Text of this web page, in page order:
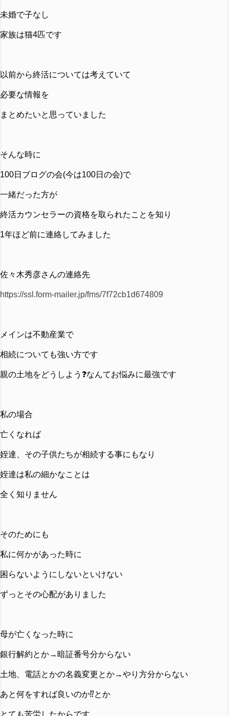
未婚で子なし
家族は猫4匹です
以前から終活については考えていて
必要な情報を
まとめたいと思っていました
そんな時に
100日ブログの会(今は100日の会)で
一緒だった方が
終活カウンセラーの資格を取られたことを知り
1年ほど前に連絡してみました
佐々木秀彦さんの連絡先
https://ssl.form-mailer.jp/fms/7f72cb1d674809
メインは不動産業で
相続についても強い方です
親の土地をどうしよう❓なんてお悩みに最強です
私の場合
亡くなれば
姪達、その子供たちが相続する事にもなり
姪達は私の細かなことは
全く知りません
そのためにも
私に何かがあった時に
困らないようにしないといけない
ずっとその心配がありました
母が亡くなった時に
銀行解約とか→暗証番号分からない
土地、電話とかの名義変更とか→やり方分からない
あと何をすれば良いのか⁉️とか